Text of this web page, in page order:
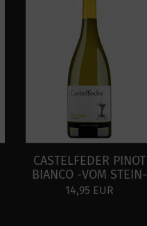
CASTELFEDER PINOT
BIANCO -VOM STEIN-
14,95 EUR